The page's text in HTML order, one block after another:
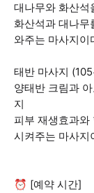
대나무와 화산석
화산석과 대나무
와주는 마사지이
태반 마사지
양태반 크림과
지
피부 재생효과
시켜주는 마사지
⏰ [예약 시간]